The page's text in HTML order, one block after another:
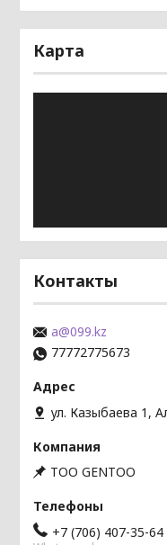
Карта
Контакты
a@099.kz
77772775673
ул. Казыбаева 1,
TOO GENTOO
+7 (706) 407-35-64